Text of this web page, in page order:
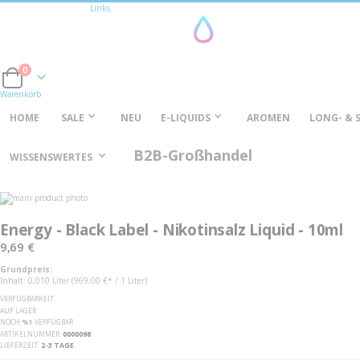
Links
Cart
0
Warenkorb
HOME SALE NEU E-LIQUIDS AROMEN LONG- &
WISSENSWERTES B2B-Großhandel
Zum
Ende
Bildgalerie
springen
der
Bildgalerie
springen
Energy - Black Label - Nikotinsalz Liquid - 10ml
9,69 €
Grundpreis:
Inhalt: 0,010 Liter (969,00 €* / 1 Liter)
VERFÜGBARKEIT:
AUF LAGER
NOCH %1 VERFÜGBAR
ARTIKELNUMMER 0000098
LIEFERZEIT 2-3 TAGE